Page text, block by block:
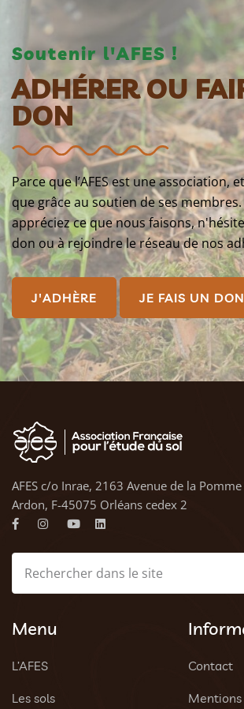
Soutenir l'AFES !
ADHÉRER OU
DON
Parce que l’AFES est une association,
que grâce au soutien de ses membres.
appréciez ce que nous faisons,
don ou à rejoindre le réseau de nos
J'ADHÈRE JE FAIS UN DON
AFES c/o Inrae, 2163 Avenue de la
Ardon, F-45075 Orléans cedex 2
Menu
L’AFES
Les sols
Contact